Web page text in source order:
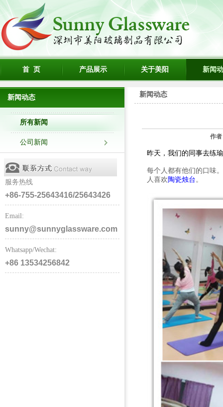
首 页 产品展示 关于美阳 新闻
新闻动态
所有新闻
公司新闻
服务热线
+86-755-25643416/25643426
Email:
sunny@sunnyglassware.com
Whatsapp/Wechat:
+86 13534256842
新闻动态
作者
昨天，我们的同事去练
每个人都有他们的口味
人喜欢陶瓷烛台。